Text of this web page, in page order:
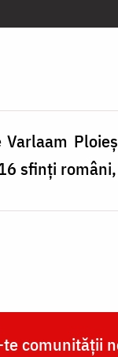
sfinți
comunității